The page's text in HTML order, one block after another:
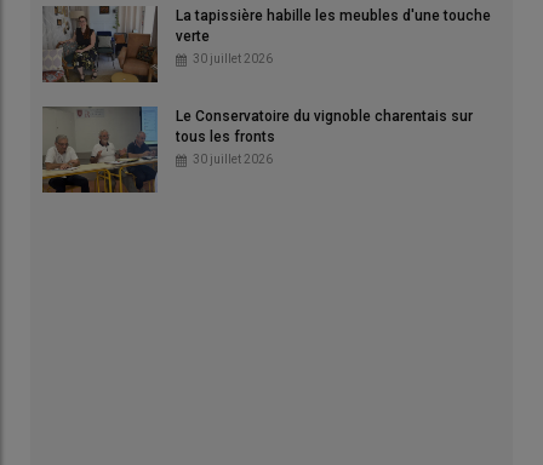
La tapissière habille les meubles d'une touche
verte
30 juillet 2026
Le Conservatoire du vignoble charentais sur
tous les fronts
30 juillet 2026